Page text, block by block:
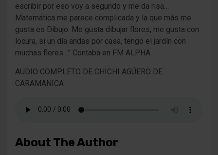
escribir por eso voy a segundo y me da risa…
Matemática me parece complicada y la que más me
gusta es Dibujo. Me gusta dibujar flores, me gusta con
locura, si un día andas por casa, tengo el jardín con
muchas flores…” Contaba en FM ALPHA.
AUDIO COMPLETO DE CHICHI AGÜERO DE
CARAMANICA
About The Author